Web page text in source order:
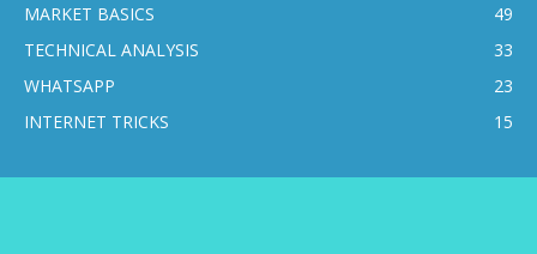
MARKET BASICS
49
TECHNICAL ANALYSIS
33
WHATSAPP
23
INTERNET TRICKS
15